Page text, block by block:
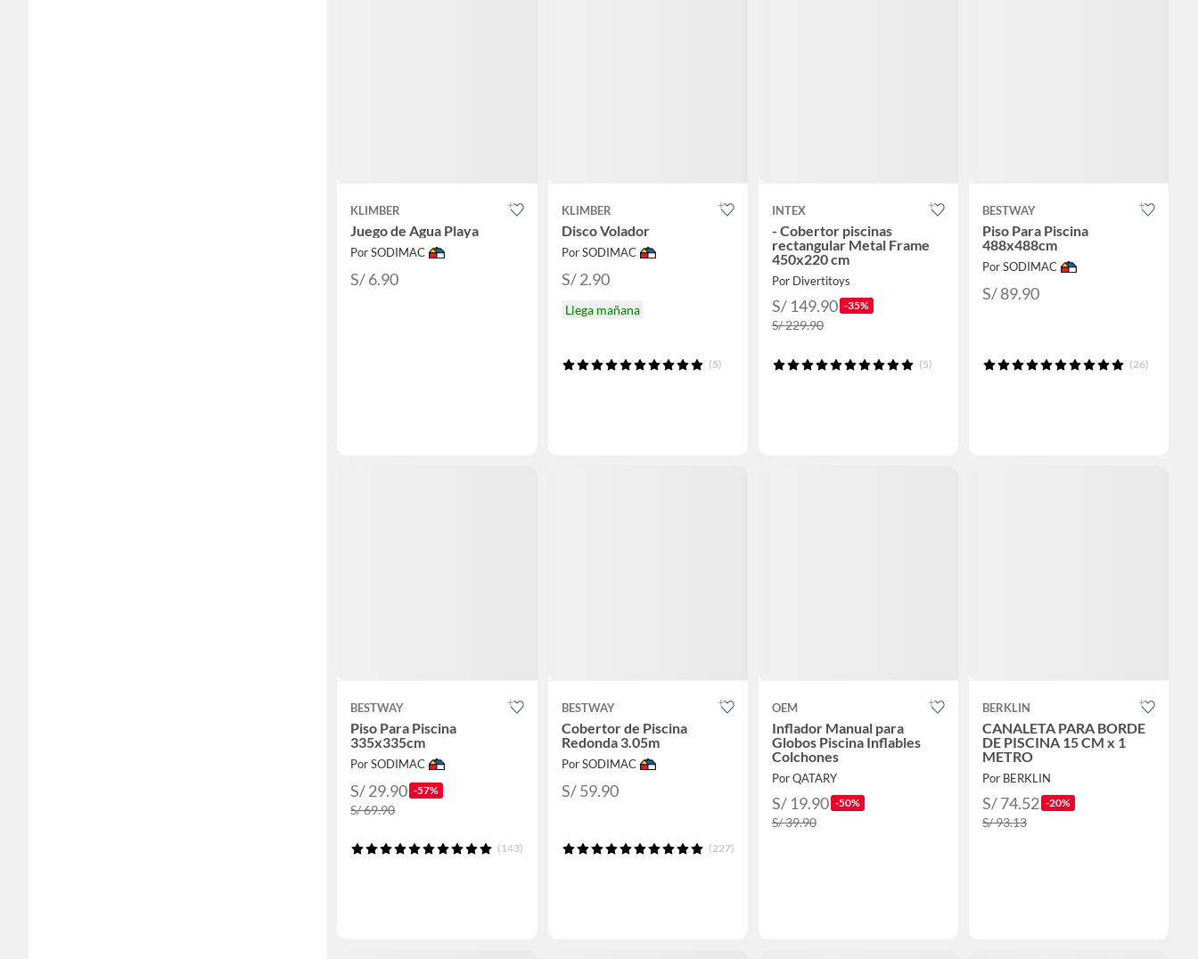
KLIMBER
Juego de Agua Playa
Por SODIMAC
S/ 6.90
KLIMBER
Disco Volador
Por SODIMAC
S/ 2.90
Llega mañana
(5)
INTEX
- Cobertor piscinas
rectangular Metal Frame
450x220 cm
Por Divertitoys
S/ 149.90 -35%
S/ 229.90
(5)
BESTWAY
Piso Para Piscina
488x488cm
Por SODIMAC
S/ 89.90
(26)
BESTWAY
Piso Para Piscina
335x335cm
Por SODIMAC
S/ 29.90 -57%
S/ 69.90
(143)
BESTWAY
Cobertor de Piscina
Redonda 3.05m
Por SODIMAC
S/ 59.90
(227)
OEM
Inflador Manual para
Globos Piscina Inflables
Colchones
Por QATARY
S/ 19.90 -50%
S/ 39.90
BERKLIN
CANALETA PARA BORDE
DE PISCINA 15 CM x 1
METRO
Por BERKLIN
S/ 74.52 -20%
S/ 93.13